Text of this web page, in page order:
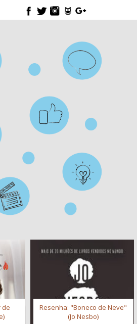
de
Resenha: "Boneco de Neve"
(Jo Nesbo)